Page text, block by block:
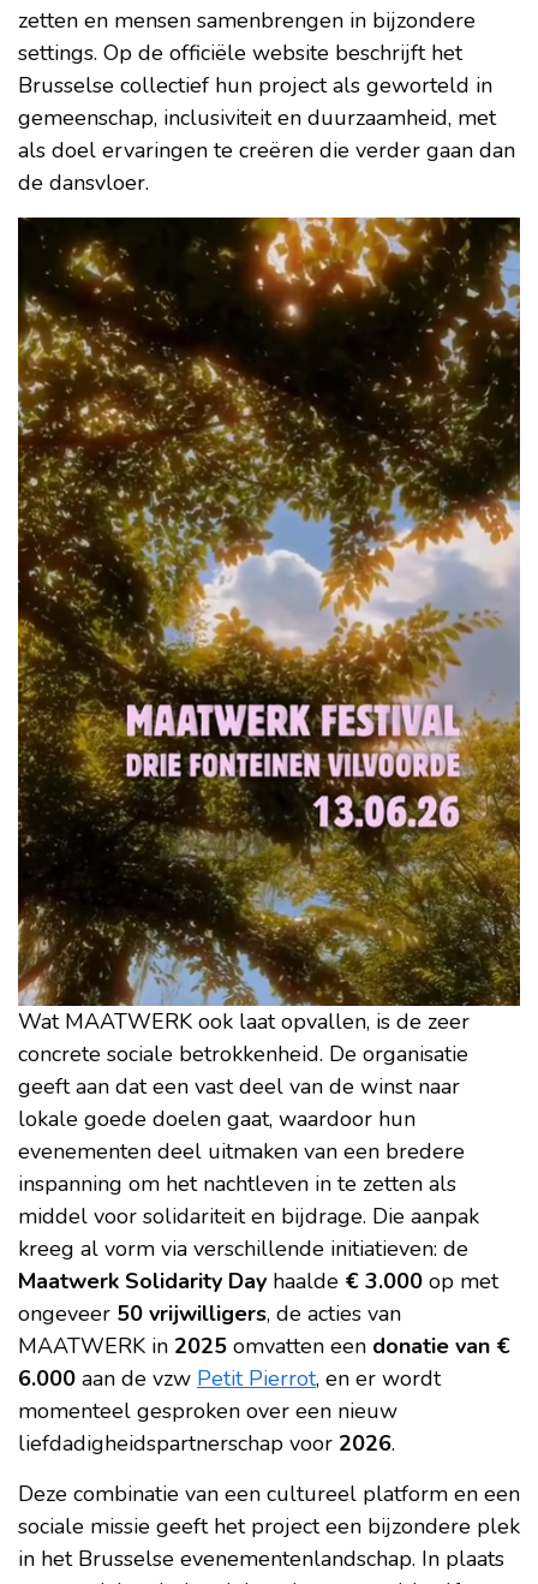
zetten en mensen samenbrengen in bijzondere
settings. Op de officiële website beschrijft het
Brusselse collectief hun project als geworteld in
gemeenschap, inclusiviteit en duurzaamheid, met
als doel ervaringen te creëren die verder gaan dan
de dansvloer.
Wat MAATWERK ook laat opvallen, is de zeer
concrete sociale betrokkenheid. De organisatie
geeft aan dat een vast deel van de winst naar
lokale goede doelen gaat, waardoor hun
evenementen deel uitmaken van een bredere
inspanning om het nachtleven in te zetten als
middel voor solidariteit en bijdrage. Die aanpak
kreeg al vorm via verschillende initiatieven: de
Maatwerk Solidarity Day haalde € 3.000 op met
ongeveer 50 vrijwilligers, de acties van
MAATWERK in 2025 omvatten een donatie van €
6.000 aan de vzw Petit Pierrot, en er wordt
momenteel gesproken over een nieuw
liefdadigheidspartnerschap voor 2026.
Deze combinatie van een cultureel platform en een
sociale missie geeft het project een bijzondere plek
in het Brusselse evenementenlandschap. In plaats